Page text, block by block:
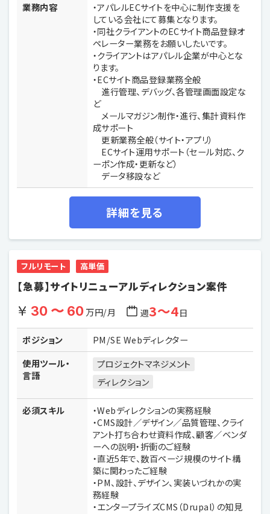
業務内容
・アパレルECサイトを中心に制作支援を
している会社にて募集となります。
・同社クライアントのECサイト商品登録オ
ペレーター業務をお願いしたいです。
・クライアントはアパレル企業が中心とな
ります。
・ECサイト商品登録業務全般
進行管理、デバッグ、各管理画面設定な
ど
メールマガジン制作・進行、集計資料作
成サポート
更新業務全般（サイト・アプリ）
ECサイト運用サポート（セール対応、ク
ーポン作成・更新など）
データ移設など
詳細を見る
フルリモート 高単価
【急募】サイトリニューアルディレクション案件
30 〜 60万円/月 週3〜4日
ポジション
PM/SE Webディレクター
使用ツール・
言語
プロジェクトマネジメント
ディレクション
必須スキル
・Webディレクションの実務経験
・CMS設計／デザイン／品質管理、クライ
アント打ち合わせ資料作成、顧客／ベンダ
ーへの説明・折衝のご経験
・直近5年で、数百ページ規模のサイト構
築に関わったご経験
・PM、設計、デザイン、実装いづれかの実
務経験
・エンタープライズCMS（Drupal）の知見